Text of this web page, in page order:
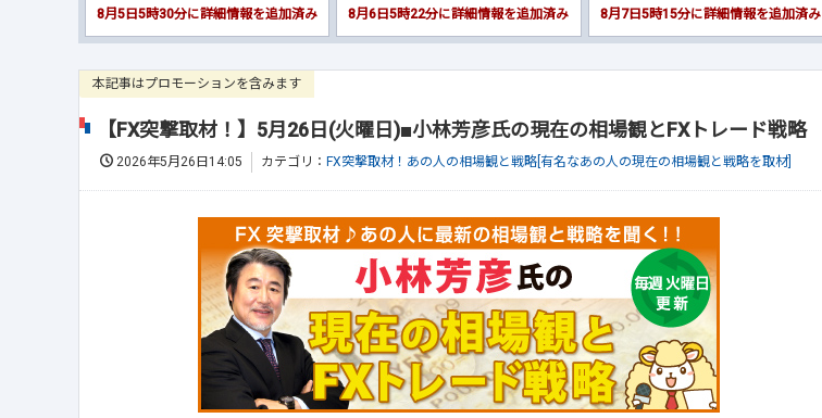
8月5日5時30分に詳細情報を追加済み
8月6日5時22分に詳細情報を追加済み
8月7日5時15分に詳細情報を追加済み
本記事はプロモーションを含みます
【FX突撃取材！】5月26日(火曜日)■小林芳彦氏の現在の相場観とFXトレード戦略
2026年5月26日14:05 カテゴリ： FX突撃取材！あの人の相場観と戦略[有名なあの人の現在の相場観と戦略を取材]